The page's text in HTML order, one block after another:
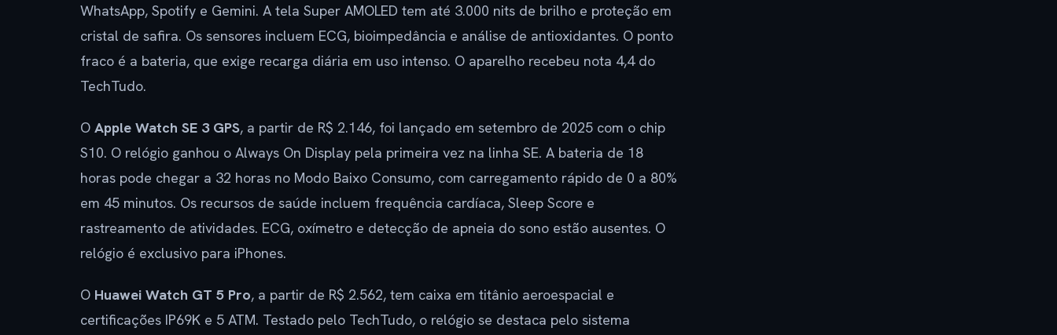
WhatsApp, Spotify e Gemini. A tela Super AMOLED tem até 3.000 nits de brilho e proteção em
cristal de safira. Os sensores incluem ECG, bioimpedância e análise de antioxidantes. O ponto
fraco é a bateria, que exige recarga diária em uso intenso. O aparelho recebeu nota 4,4 do
TechTudo.
O Apple Watch SE 3 GPS, a partir de R$ 2.146, foi lançado em setembro de 2025 com o chip
S10. O relógio ganhou o Always On Display pela primeira vez na linha SE. A bateria de 18
horas pode chegar a 32 horas no Modo Baixo Consumo, com carregamento rápido de 0 a 80%
em 45 minutos. Os recursos de saúde incluem frequência cardíaca, Sleep Score e
rastreamento de atividades. ECG, oxímetro e detecção de apneia do sono estão ausentes. O
relógio é exclusivo para iPhones.
O Huawei Watch GT 5 Pro, a partir de R$ 2.562, tem caixa em titânio aeroespacial e
certificações IP69K e 5 ATM. Testado pelo TechTudo, o relógio se destaca pelo sistema